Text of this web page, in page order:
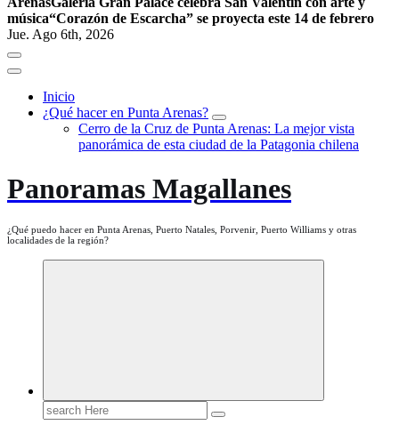
música“Corazón de Escarcha” se proyecta este 14 de febrero
Jue. Ago 6th, 2026
Inicio
¿Qué hacer en Punta Arenas?
Cerro de la Cruz de Punta Arenas: La mejor vista
panorámica de esta ciudad de la Patagonia chilena
Panoramas Magallanes
¿Qué puedo hacer en Punta Arenas, Puerto Natales, Porvenir, Puerto Williams y otras
localidades de la región?
Search
for: